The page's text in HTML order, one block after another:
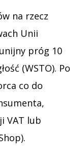
na rzecz
Unii
próg 10
(WSTO). Po
co do
VAT lub